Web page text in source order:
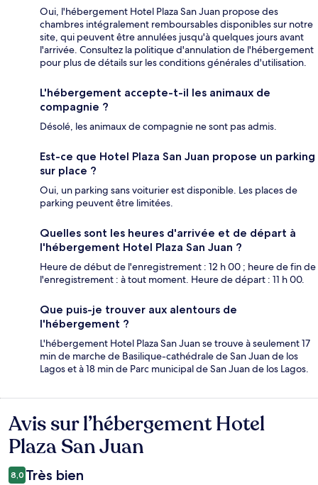
Oui, l'hébergement Hotel Plaza San Juan propose des
chambres intégralement remboursables disponibles sur notre
site, qui peuvent être annulées jusqu'à quelques jours avant
l'arrivée. Consultez la politique d'annulation de l'hébergement
pour plus de détails sur les conditions générales d'utilisation.
L'hébergement accepte-t-il les animaux de
compagnie ?
Désolé, les animaux de compagnie ne sont pas admis.
Est-ce que Hotel Plaza San Juan propose un parking
sur place ?
Oui, un parking sans voiturier est disponible. Les places de
parking peuvent être limitées.
Quelles sont les heures d'arrivée et de départ à
l'hébergement Hotel Plaza San Juan ?
Heure de début de l'enregistrement : 12 h 00 ; heure de fin de
l'enregistrement : à tout moment. Heure de départ : 11 h 00.
Que puis-je trouver aux alentours de
l'hébergement ?
L'hébergement Hotel Plaza San Juan se trouve à seulement 17
min de marche de Basilique-cathédrale de San Juan de los
Lagos et à 18 min de Parc municipal de San Juan de los Lagos.
Avis
Avis sur l’hébergement Hotel
Plaza San Juan
8,0 Très bien